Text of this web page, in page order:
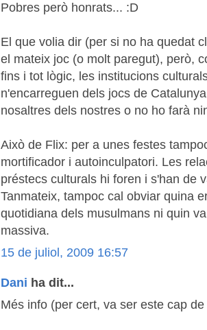
Pobres però honrats... :D
El que volia dir (per si no ha quedat
el mateix joc (o molt paregut), però,
fins i tot lògic, les institucions
n'encarreguen dels jocs de
nosaltres dels nostres o no ho farà
Això de Flix: per a unes festes
mortificador i autoinculpatori. Les
préstecs culturals hi foren i s'han de
Tanmateix, tampoc cal obviar quina
quotidiana dels musulmans ni quin
massiva.
15 de juliol, 2009 16:57
Dani ha dit...
Més info (per cert, va ser este cap